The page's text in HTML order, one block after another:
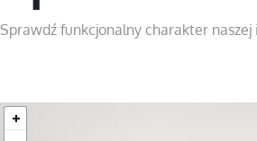
Sprawdź funkcjonalny charakter naszej